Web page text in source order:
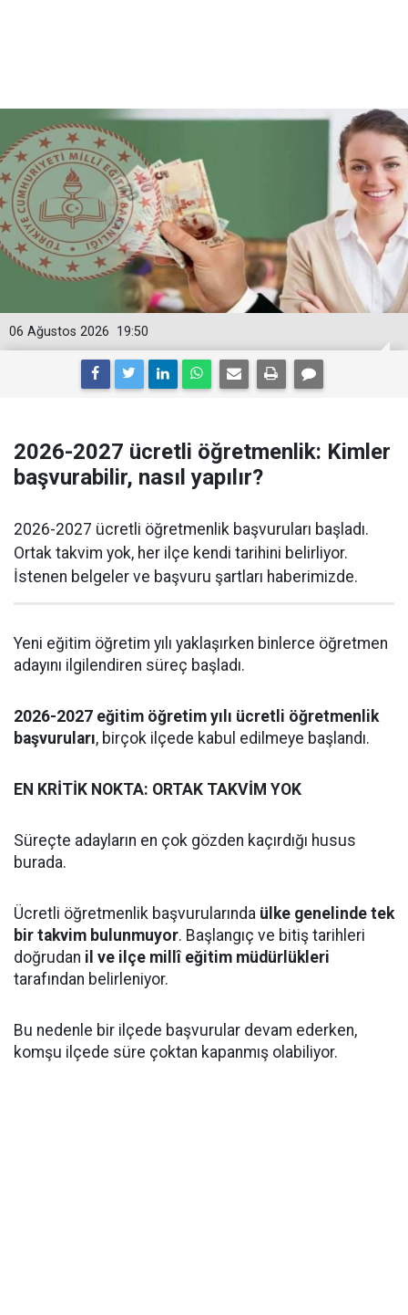
19:50
06 Ağustos 2026
2026-2027 ücretli öğretmenlik: Kimler
başvurabilir, nasıl yapılır?
2026-2027 ücretli öğretmenlik başvuruları başladı.
Ortak takvim yok, her ilçe kendi tarihini belirliyor.
İstenen belgeler ve başvuru şartları haberimizde.
Yeni eğitim öğretim yılı yaklaşırken binlerce öğretmen
adayını ilgilendiren süreç başladı.
2026-2027 eğitim öğretim yılı ücretli öğretmenlik
başvuruları, birçok ilçede kabul edilmeye başlandı.
EN KRİTİK NOKTA: ORTAK TAKVİM YOK
Süreçte adayların en çok gözden kaçırdığı husus
burada.
Ücretli öğretmenlik başvurularında ülke genelinde tek
bir takvim bulunmuyor. Başlangıç ve bitiş tarihleri
doğrudan il ve ilçe millî eğitim müdürlükleri
tarafından belirleniyor.
Bu nedenle bir ilçede başvurular devam ederken,
komşu ilçede süre çoktan kapanmış olabiliyor.